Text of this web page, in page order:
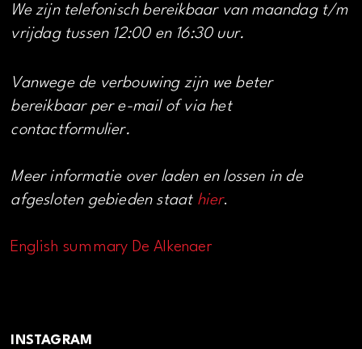
We zijn telefonisch bereikbaar van maandag t/m
vrijdag tussen 12:00 en 16:30 uur.
Vanwege de verbouwing zijn we beter
bereikbaar per e-mail of via het
contactformulier.
Meer informatie over laden en lossen in de
afgesloten gebieden staat hier.
English summary De Alkenaer
INSTAGRAM